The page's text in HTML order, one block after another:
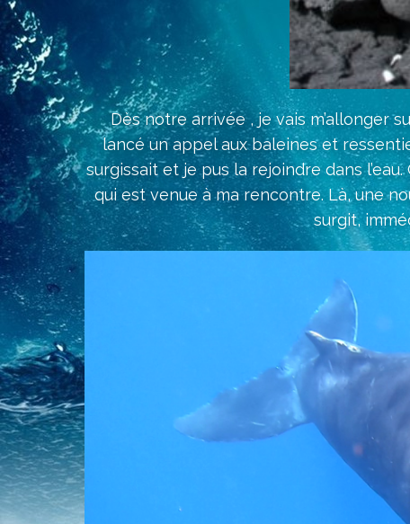
Dès notre arrivée , je vais m’allonger
lancé un appel aux baleines et
surgissait et je pus la rejoindre dans
qui est venue à ma rencontre. Là, une
surgit,